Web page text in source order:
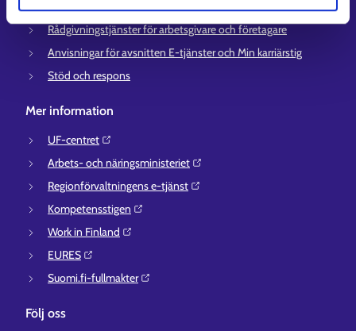
Information om utkomstskydd för arbetslösa
Rådgivningstjänster för arbetsgivare och företagare
Anvisningar för avsnitten E-tjänster och Min karriärstig
Stöd och respons
Mer information
UF-centret⁠
Arbets- och näringsministeriet⁠
Regionförvaltningens e-tjänst⁠
Kompetensstigen⁠
Work in Finland⁠
EURES⁠
Suomi.fi-fullmakter⁠
Följ oss